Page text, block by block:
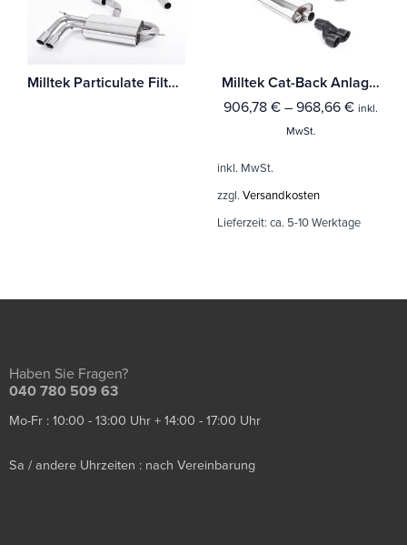
Milltek Particulate Filter-back Audi A3 2.0 TDI 170PS 2WD Sportback DPF
Milltek Cat-Back Anlage Audi A1 1.4 TFSI S line 150PS ACT
906,78 € – 968,66 € inkl.
MwSt.
inkl. MwSt.
zzgl. Versandkosten
Lieferzeit: ca. 5-10 Werktage
Haben Sie Fragen?
040 780 509 63
Mo-Fr : 10:00 - 13:00 Uhr + 14:00 - 17:00 Uhr
Sa / andere Uhrzeiten : nach Vereinbarung